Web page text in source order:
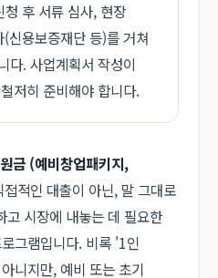
청 후 서류 심사, 현장
신용보증재단 등)를 거쳐
다. 사업계획서 작성이
저히 준비해야 합니다.
금 (예비창업패키지,
접적인 대출이 아닌, 말 그대로
고 시장에 내놓는 데 필요한
그램입니다. 비록 '1인
니지만, 예비 또는 초기